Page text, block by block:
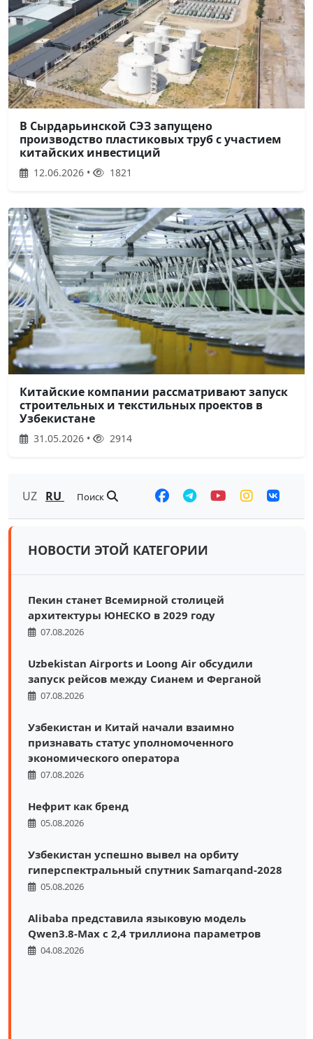
В Сырдарьинской СЭЗ запущено
производство пластиковых труб с участием
китайских инвестиций
12.06.2026 • 1821
Китайские компании рассматривают запуск
строительных и текстильных проектов в
Узбекистане
31.05.2026 • 2914
UZ RU Поиск
НОВОСТИ ЭТОЙ КАТЕГОРИИ
Пекин станет Всемирной столицей
архитектуры ЮНЕСКО в 2029 году
07.08.2026
Uzbekistan Airports и Loong Air обсудили
запуск рейсов между Сианем и Ферганой
07.08.2026
Узбекистан и Китай начали взаимно
признавать статус уполномоченного
экономического оператора
07.08.2026
Нефрит как бренд
05.08.2026
Узбекистан успешно вывел на орбиту
гиперспектральный спутник Samarqand-2028
05.08.2026
Alibaba представила языковую модель
Qwen3.8-Max с 2,4 триллиона параметров
04.08.2026